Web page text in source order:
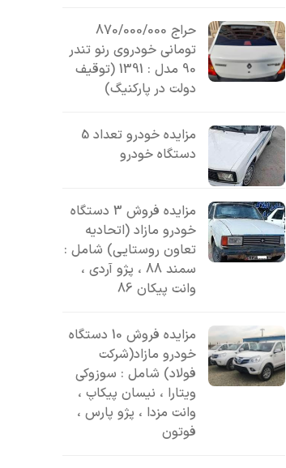
حراج 870/000/000
تومانی خودروی رنو تندر
90 مدل : 1391 (توقیف
دولت در پارکنیگ)
مزایده خودرو تعداد 5
دستگاه خودرو
مزایده فروش 3 دستگاه
خودرو مازاد (اتحادیه
تعاون روستایی) شامل :
سمند 88 ، پژو آردی ،
وانت پیکان 86
مزایده فروش 10 دستگاه
خودرو مازاد(شرکت
فولاد) شامل : سوزوکی
ویتارا ، نیسان پیکاپ ،
وانت مزدا ، پژو پارس ،
فوتون